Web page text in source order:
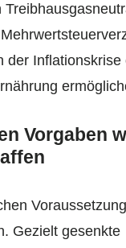
der Inflationskrise
Vorgaben
Gezielt gesenkte